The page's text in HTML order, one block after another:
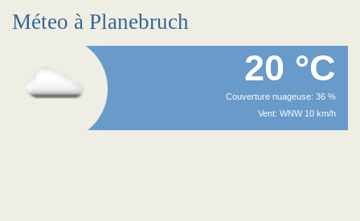
Méteo à Planebruch
20 °C
Couverture nuageuse: 36 %
Vent: WNW 10 km/h